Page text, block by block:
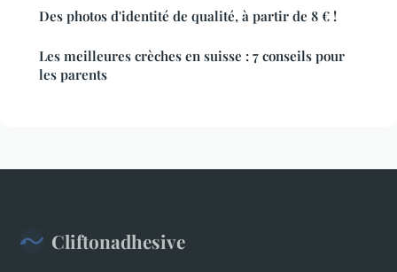
Des photos d'identité de qualité, à partir de 8 € !
Les meilleures crèches en suisse : 7 conseils pour
les parents
Cliftonadhesive